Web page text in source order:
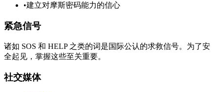
•建立对摩斯密码能力的信心
紧急信号
诸如 SOS 和 HELP 之类的词是国际公认的求救信号。为了安
全起见，掌握这些至关重要。
社交媒体